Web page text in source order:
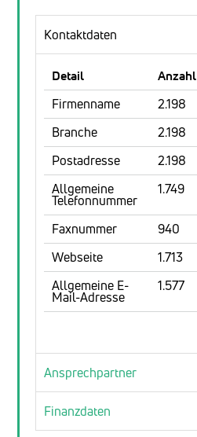
Kontaktdaten
Detail Anzahl
Firmenname
2.198
Branche
2.198
Postadresse
2.198
Allgemeine
Telefonnummer
1.749
Faxnummer 940
Webseite
1.713
Allgemeine E-
Mail-Adresse
1.577
Ansprechpartner
Finanzdaten